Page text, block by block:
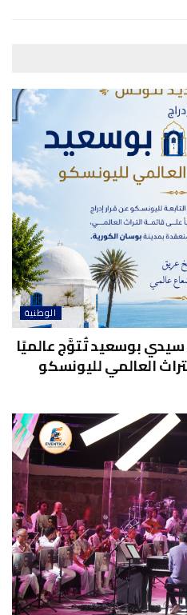
الوطنية
سيدي بوسعيد تُتوَّج عالميًا
العالمي لليونسكو